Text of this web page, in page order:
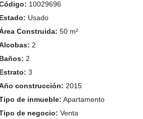
10029696
Usado
Construida: 50 m²
2
2
3
construcción: 2015
de inmueble: Apartamento
de negocio: Venta